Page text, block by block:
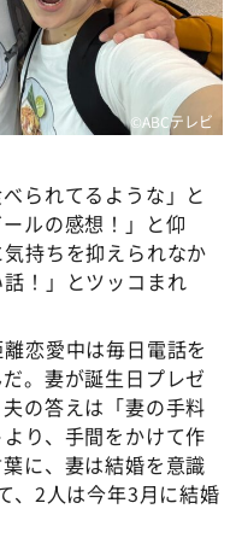
©ABCテレビ
られてるような」と
ルの感想！」と仰
持ちを抑えられなか
！」とツッコまれ
恋愛中は毎日電話を
。妻が誕生日プレゼ
の答えは「妻の手料
り、手間をかけて作
に、妻は結婚を意識
、2人は今年3月に結婚